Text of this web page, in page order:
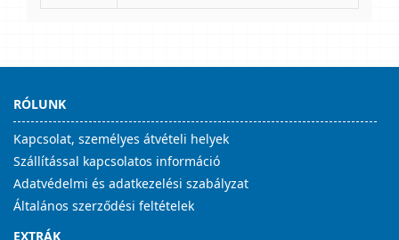
RÓLUNK
Kapcsolat, személyes átvételi helyek
Szállítással kapcsolatos információ
Adatvédelmi és adatkezelési szabályzat
Általános szerződési feltételek
EXTRÁK